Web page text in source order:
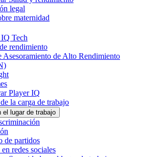
legal
maternidad
Tech
rendimiento
Asesoramiento de Alto Rendimiento
Player IQ
la carga de trabajo
el lugar de trabajo
de partidos
redes sociales